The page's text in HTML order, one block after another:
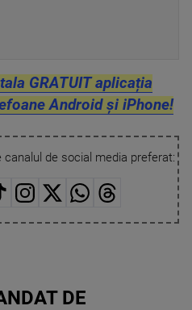
GRATUIT aplicația
Android și iPhone!
de social media preferat:
DE